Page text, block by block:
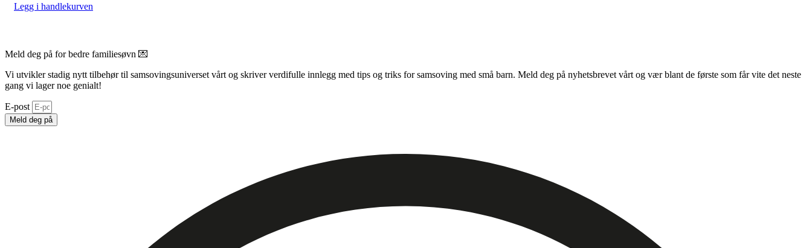
Legg i handlekurven
Meld deg på for bedre familiesøvn 💌
Vi utvikler stadig nytt tilbehør til samsovingsuniverset vårt og skriver verdifulle innlegg med tips og triks for samsoving med små barn. Meld deg på nyhetsbrevet vårt og vær blant de første som får vite det neste
gang vi lager noe genialt!
E-post
Meld deg på